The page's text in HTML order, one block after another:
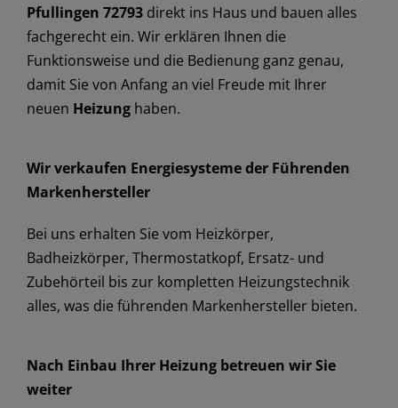
Pfullingen 72793direkt ins Haus und bauen alles
fachgerecht ein. Wir erklären Ihnen die
Funktionsweise und die Bedienung ganz genau,
damit Sie von Anfang an viel Freude mit Ihrer
neuen Heizunghaben.
Wir verkaufen Energiesysteme der Führenden
Markenhersteller
Bei uns erhalten Sie vom Heizkörper,
Badheizkörper, Thermostatkopf, Ersatz- und
Zubehörteil bis zur kompletten Heizungstechnik
alles, was die führenden Markenhersteller bieten.
Nach Einbau Ihrer Heizung betreuen wir Sie
weiter